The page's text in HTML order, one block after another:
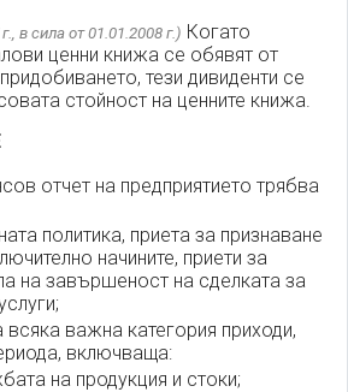
в сила от 01.01.2008 г.) Когато
ценни книжа се обявят от
тези дивиденти се
стойност на ценните книжа.
отчет на предприятието трябва
политика, приета за признаване
начините, приети за
на завършеност на сделката за
важна категория приходи,
включваща:
на продукция и стоки;